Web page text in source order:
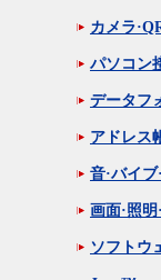
カメラ
パソコン
データフ
アドレス
音·バイ
画面·照明
ソフトウ